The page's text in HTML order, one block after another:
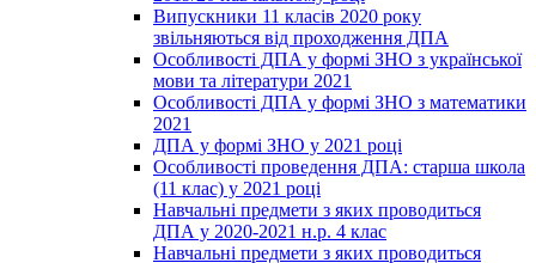
Випускники 11 класів 2020 року
звільняються від проходження ДПА
Особливості ДПА у формі ЗНО з української
мови та літератури 2021
Особливості ДПА у формі ЗНО з математики
2021
ДПА у формі ЗНО у 2021 році
Особливості проведення ДПА: старша школа
(11 клас) у 2021 році
Навчальні предмети з яких проводиться
ДПА у 2020-2021 н.р. 4 клас
Навчальні предмети з яких проводиться